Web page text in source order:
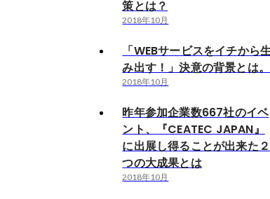
策とは？
2018年10月
「WEBサービスをイチから
み出す！」決意の背景とは。
2018年10月
昨年参加企業数667社のイベ
ント、『CEATEC JAPAN』
に出展し得ることが出来た２
つの大成果とは
2018年10月